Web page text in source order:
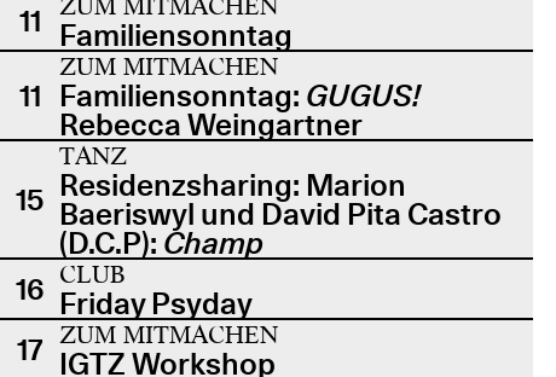
11 Familiensonntag
11
ZUM MITMACHEN
Familiensonntag: GUGUS!
Rebecca Weingartner
15
TANZ
Residenzsharing: Marion
Baeriswyl und David Pita Castro
(D.C.P): Champ
16 CLUB
Friday Psyday
17 ZUM MITMACHEN
IGTZ Workshop